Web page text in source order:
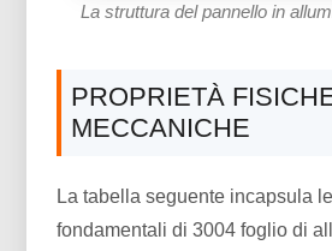
La struttura del pannello in
PROPRIETÀ
MECCANICHE
La tabella seguente incapsula
fondamentali di 3004 foglio di